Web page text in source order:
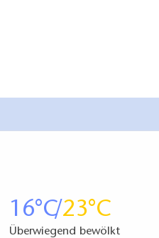
16 23
Überwiegend bewölkt